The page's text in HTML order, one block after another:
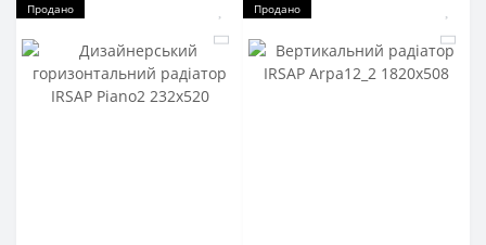
Продано Продано